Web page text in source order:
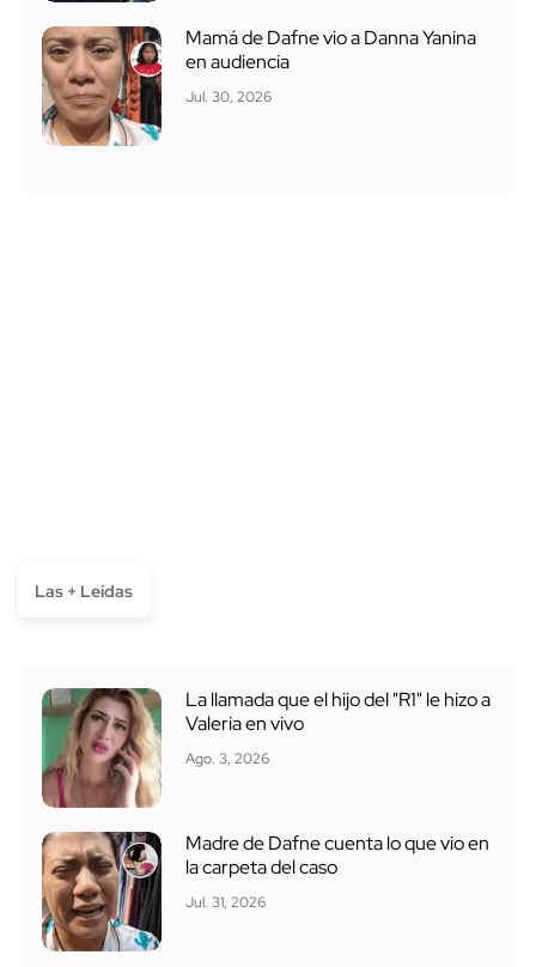
Mamá de Dafne vio a Danna Yanina
en audiencia
Jul. 30, 2026
Las + Leídas
La llamada que el hijo del "R1" le hizo a
Valeria en vivo
Ago. 3, 2026
Madre de Dafne cuenta lo que vio en
la carpeta del caso
Jul. 31, 2026